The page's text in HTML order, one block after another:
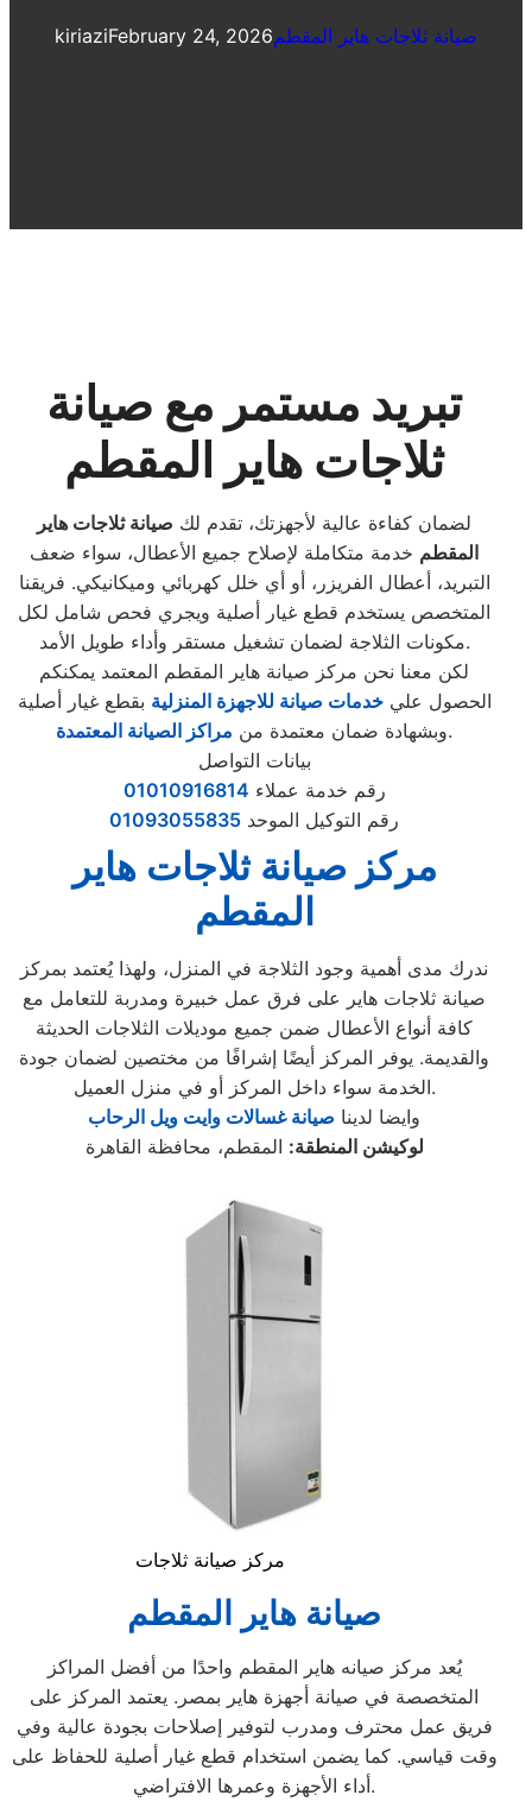
kiriaziFebruary 24, 2026صيانة ثلاجات هاير المقطم
تبريد مستمر مع صيانة
ثلاجات هاير المقطم
لضمان كفاءة عالية لأجهزتك، تقدم لك صيانة ثلاجات هاير
المقطم خدمة متكاملة لإصلاح جميع الأعطال، سواء ضعف
التبريد، أعطال الفريزر، أو أي خلل كهربائي وميكانيكي. فريقنا
المتخصص يستخدم قطع غيار أصلية ويجري فحص شامل لكل
مكونات الثلاجة لضمان تشغيل مستقر وأداء طويل الأمد.
لكن معنا نحن مركز صيانة هاير المقطم المعتمد يمكنكم
الحصول عليخدمات صيانة للاجهزة المنزلية بقطع غيار أصلية
وبشهادة ضمان معتمدة من مراكز الصيانة المعتمدة
.
بيانات التواصل
رقم خدمة عملاء 01010916814
رقم التوكيل الموحد 01093055835
مركز صيانة ثلاجات هاير
المقطم
ندرك مدى أهمية وجود الثلاجة في المنزل، ولهذا يُعتمد بمركز
صيانة ثلاجات هاير على فرق عمل خبيرة ومدربة للتعامل مع
كافة أنواع الأعطال ضمن جميع موديلات الثلاجات الحديثة
والقديمة. يوفر المركز أيضًا إشرافًا من مختصين لضمان جودة
الخدمة سواء داخل المركز أو في منزل العميل.
وايضا لدينا صيانة غسالات وايت ويل الرحاب
لوكيشن المنطقة: المقطم، محافظة القاهرة
مركز صيانة ثلاجات
صيانة هاير المقطم
يُعد مركز صيانه هاير المقطم واحدًا من أفضل المراكز
المتخصصة في صيانة أجهزة هاير بمصر. يعتمد المركز على
فريق عمل محترف ومدرب لتوفير إصلاحات بجودة عالية وفي
وقت قياسي. كما يضمن استخدام قطع غيار أصلية للحفاظ على
أداء الأجهزة وعمرها الافتراضي.